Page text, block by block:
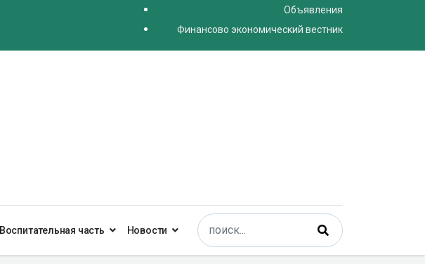
Объявления
Финансово экономический вестник
Воспитательная часть Новости
Поиск
Type 2 or more characters for results.